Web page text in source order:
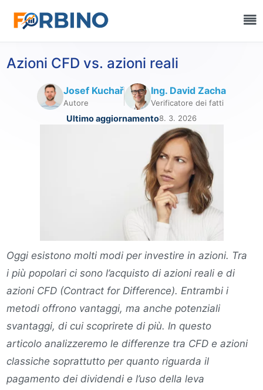
Azioni CFD vs. azioni reali
Josef Kuchař
Autore
Ing. David Zacha
Verificatore dei fatti
Ultimo aggiornamento8. 3. 2026
Oggi esistono molti modi per investire in azioni. Tra
i più popolari ci sono l’acquisto di azioni reali e di
azioni CFD (Contract for Difference). Entrambi i
metodi offrono vantaggi, ma anche potenziali
svantaggi, di cui scoprirete di più. In questo
articolo analizzeremo le differenze tra CFD e azioni
classiche soprattutto per quanto riguarda il
pagamento dei dividendi e l’uso della leva